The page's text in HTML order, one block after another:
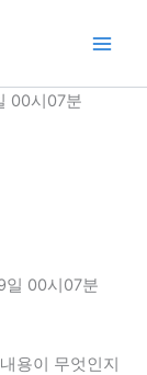
00시07분
일 00시07분
용이 무엇인지